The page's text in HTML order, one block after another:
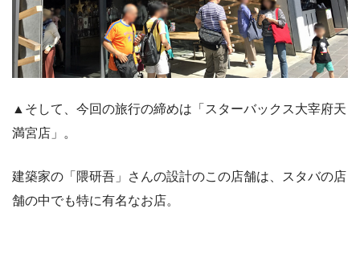
▲そして、今回の旅行の締めは「スターバックス大宰府天
満宮店」。
建築家の「隈研吾」さんの設計のこの店舗は、スタバの店
舗の中でも特に有名なお店。